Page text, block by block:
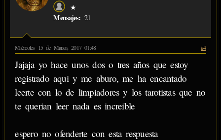
★
Mensajes: 21
Miércoles 15 de Marzo, 2017 01:48 #4
Jajaja yo hace unos dos o tres años que estoy
registrado aqui y me aburo, me ha encantado
leerte con lo de limpiadores y los tarotistas que no
te querian leer nada es increible
espero no ofenderte con esta respuesta